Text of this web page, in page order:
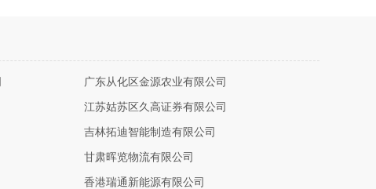
广东从化区金源农业有限公司
江苏姑苏区久高证券有限公司
吉林拓迪智能制造有限公司
甘肃晖览物流有限公司
香港瑞通新能源有限公司